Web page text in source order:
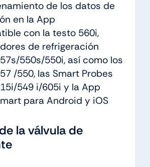
de los datos de
en la App
con la testo 560i,
de refrigeración
550s/550i, así como los
/550, las Smart Probes
549 i/605i y la App
para Android y iOS
la válvula de